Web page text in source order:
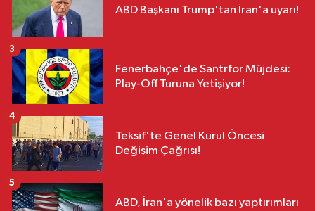
ABD Başkanı Trump'tan İran'a uyarı!
Fenerbahçe'de Santrfor Müjdesi:
Play-Off Turuna Yetişiyor!
3
Teksif'te Genel Kurul Öncesi
Değişim Çağrısı!
4
ABD, İran'a yönelik bazı yaptırımları
5